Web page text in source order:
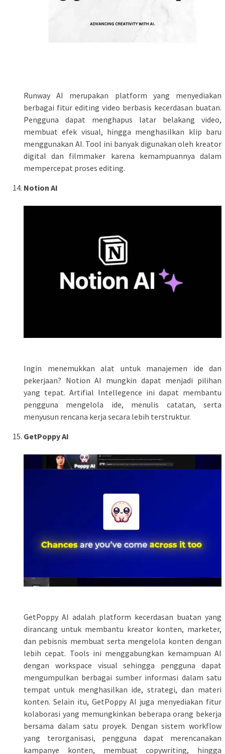
Runway AI merupakan platform yang menyediakan
berbagai fitur editing video berbasis kecerdasan buatan.
Pengguna dapat menghapus latar belakang video,
membuat efek visual, hingga menghasilkan klip baru
menggunakan AI. Tool ini banyak digunakan oleh kreator
digital dan filmmaker karena kemampuannya dalam
mempercepat proses editing.
Notion AI
Ingin menemukkan alat untuk manajemen ide dan
pekerjaan? Notion AI mungkin dapat menjadi pilihan
yang tepat. Artifial Intellegence ini dapat membantu
pengguna mengelola ide, menulis catatan, serta
menyusun rencana kerja secara lebih terstruktur.
GetPoppy AI
GetPoppy AI adalah platform kecerdasan buatan yang
dirancang untuk membantu kreator konten, marketer,
dan pebisnis membuat serta mengelola konten dengan
lebih cepat. Tools ini menggabungkan kemampuan AI
dengan workspace visual sehingga pengguna dapat
mengumpulkan berbagai sumber informasi dalam satu
tempat untuk menghasilkan ide, strategi, dan materi
konten. Selain itu, GetPoppy AI juga menyediakan fitur
kolaborasi yang memungkinkan beberapa orang bekerja
bersama dalam satu proyek. Dengan sistem workflow
yang terorganisasi, pengguna dapat merencanakan
kampanye konten, membuat copywriting, hingga